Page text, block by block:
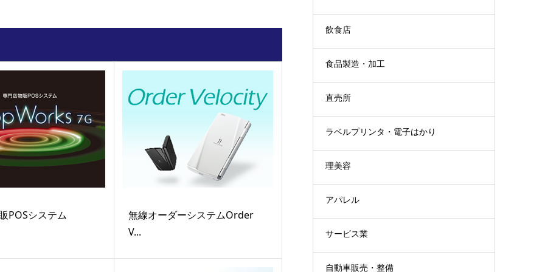
POSシステム
無線オーダーシステムOrder
V...
飲食店
食品製造・加工
直売所
ラベルプリンタ・電子はかり
理美容
アパレル
サービス業
自動車販売・整備